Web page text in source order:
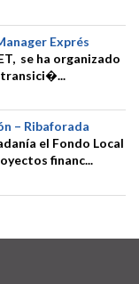
Exprés
se ha organizado
transici�...
– Ribaforada
el Fondo Local
financ...